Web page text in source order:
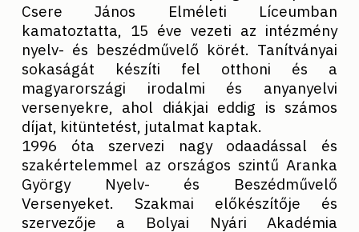
Csere János Elméleti Líceumban
kamatoztatta, 15 éve vezeti az intézmény
nyelv- és beszédművelő körét. Tanítványai
sokaságát készíti fel otthoni és a
magyarországi irodalmi és anyanyelvi
versenyekre, ahol diákjai eddig is számos
díjat, kitüntetést, jutalmat kaptak.
1996 óta szervezi nagy odaadással és
szakértelemmel az országos szintű Aranka
György Nyelv- és Beszédművelő
Versenyeket. Szakmai előkészítője és
szervezője a Bolyai Nyári Akadémia